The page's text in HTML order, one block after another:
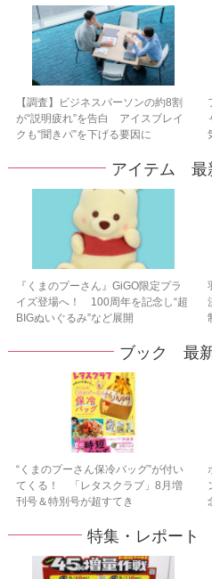
【調査】ビジネスパーソンの約8割
が“説明疲れ”を告白 アイスブレイ
クも“聞きパ”を下げる要因に
アイテム 最
『くまのプーさん』GiGO限定プラ
イズ登場へ！ 100周年を記念し“超
BIGぬいぐるみ”など展開
ブック 最
“くまのプーさん保冷バッグ”が付い
てくる！ 「レタスクラブ」8月増
刊号＆特別号が超すてき
特集・レポート